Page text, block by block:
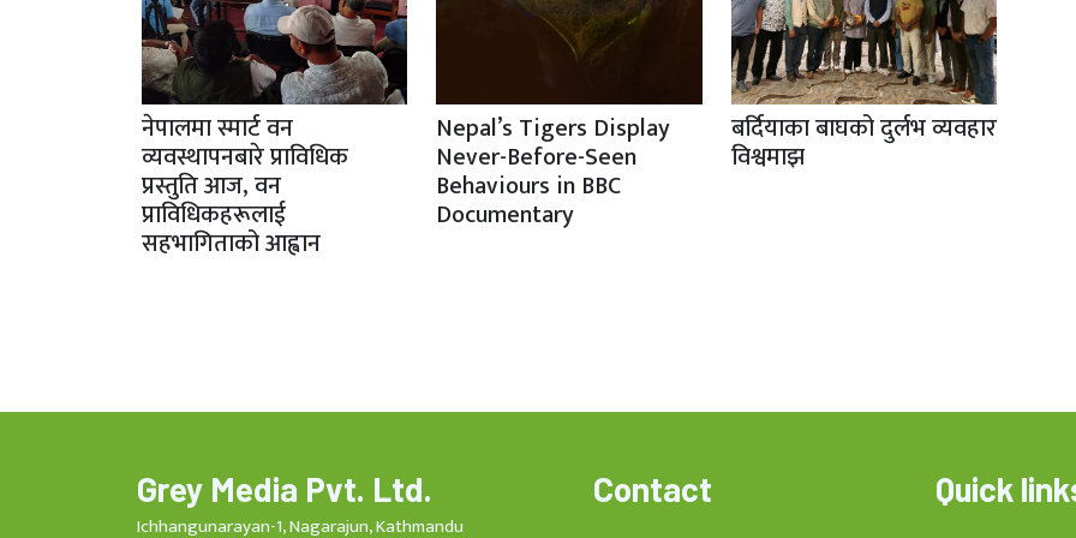
नेपालमा स्मार्ट वन
व्यवस्थापनबारे प्राविधिक
प्रस्तुति आज, वन
प्राविधिकहरूलाई
सहभागिताको आह्वान
Nepal’s Tigers Display
Never-Before-Seen
Behaviours in BBC
Documentary
बर्दियाका बाघको दुर्लभ व्यवहार
विश्वमाझ
Grey Media Pvt. Ltd.
Ichhangunarayan-1, Nagarajun, Kathmandu
Contact Quick